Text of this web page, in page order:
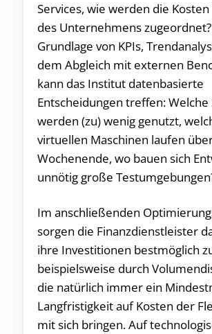
Services, wie werden die
des Unternehmens
Grundlage von KPIs,
dem Abgleich mit externen
kann das Institut datenbasierte
Entscheidungen treffen: Welche
werden (zu) wenig genutzt,
virtuellen Maschinen laufen
Wochenende, wo bauen sich
unnötig große
Im anschließenden
sorgen die Finanzdienstleister
ihre Investitionen bestmöglich
beispielsweise durch
die natürlich immer ein
Langfristigkeit auf Kosten der
mit sich bringen. Auf